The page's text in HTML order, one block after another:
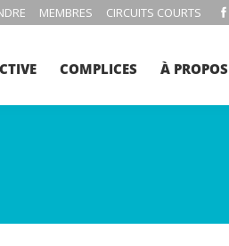
MEMBRES CIRCUITS COURTS
COMPLICES À PROPOS